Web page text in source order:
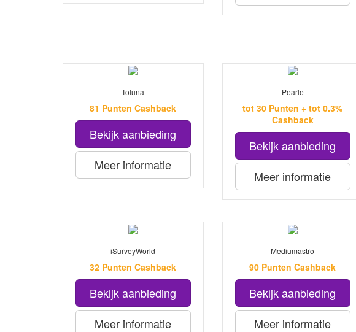
Toluna
81 Punten Cashback
Bekijk aanbieding
Meer informatie
Pearle
tot 30 Punten + tot 0.3%
Cashback
Bekijk aanbieding
Meer informatie
iSurveyWorld
32 Punten Cashback
Bekijk aanbieding
Meer informatie
Mediumastro
90 Punten Cashback
Bekijk aanbieding
Meer informatie